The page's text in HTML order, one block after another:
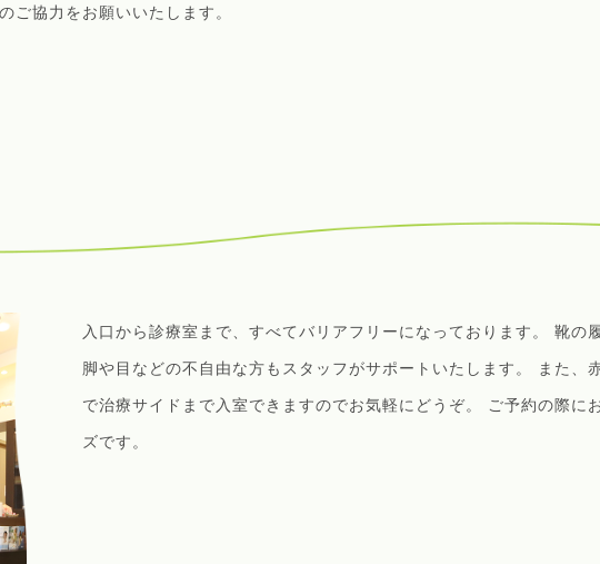
ご協力をお願いいたします。
入口から診療室まで、すべてバリアフリーになっております。 靴の
脚や目などの不自由な方もスタッフがサポートいたします。 また、
で治療サイドまで入室できますのでお気軽にどうぞ。 ご予約の際に
ズです。